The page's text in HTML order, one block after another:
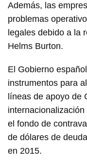
Además, las
problemas
legales debido a la
Helms Burton.
El Gobierno
instrumentos para
líneas de apoyo de
el fondo de
de dólares de
en 2015.